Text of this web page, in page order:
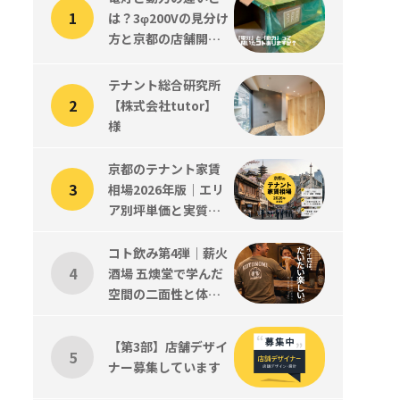
は？3φ200Vの見分け
方と京都の店舗開業
と
テナント総合研究所
【株式会社tutor】
様
京都のテナント家賃
相場2026年版｜エリ
ア別坪単価と実質コ
コト飲み第4弾｜薪火
酒場 五燠堂で学んだ
空間の二面性と体験
【第3部】店舗デザイ
ナー募集しています